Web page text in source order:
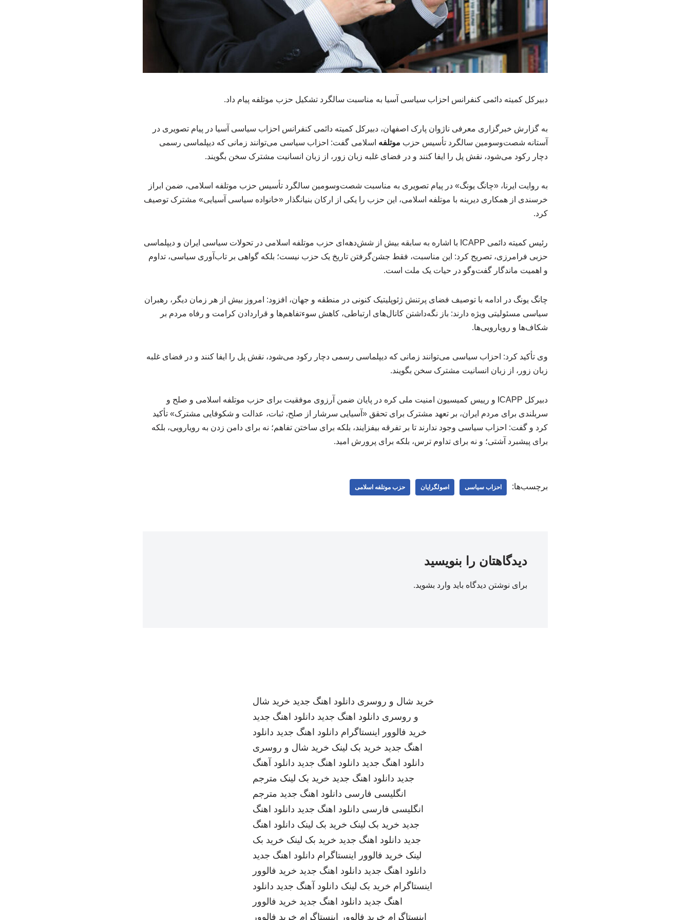
دبیرکل کمیته دائمی کنفرانس احزاب سیاسی آسیا به مناسبت سالگرد تشکیل حزب موتلفه پیام داد.
به گزارش خبرگزاری معرفی ناژوان پارک اصفهان، دبیرکل کمیته دائمی کنفرانس احزاب سیاسی آسیا در پیام تصویری در
آستانه شصت‌وسومین سالگرد تأسیس حزب موتلفه اسلامی گفت: احزاب سیاسی می‌توانند زمانی که دیپلماسی رسمی
دچار رکود می‌شود، نقش پل را ایفا کنند و در فضای غلبه زبان زور، از زبان انسانیت مشترک سخن بگویند.
به روایت ایرنا، «چانگ یونگ» در پیام تصویری به مناسبت شصت‌وسومین سالگرد تأسیس حزب موتلفه اسلامی، ضمن ابراز
خرسندی از همکاری دیرینه با موتلفه اسلامی، این حزب را یکی از ارکان بنیانگذار «خانواده سیاسی آسیایی» مشترک توصیف
کرد.
رئیس کمیته دائمی ICAPP با اشاره به سابقه بیش از شش‌دهه‌ای حزب موتلفه اسلامی در تحولات سیاسی ایران و دیپلماسی
حزبی فرامرزی، تصریح کرد: این مناسبت، فقط جشن‌گرفتن تاریخ یک حزب نیست؛ بلکه گواهی بر تاب‌آوری سیاسی، تداوم
و اهمیت ماندگار گفت‌وگو در حیات یک ملت است.
چانگ یونگ در ادامه با توصیف فضای پرتنش ژئوپلیتیک کنونی در منطقه و جهان، افزود: امروز بیش از هر زمان دیگر، رهبران
سیاسی مسئولیتی ویژه دارند: باز نگه‌داشتن کانال‌های ارتباطی، کاهش سوءتفاهم‌ها و قراردادن کرامت و رفاه مردم بر
شکاف‌ها و رویارویی‌ها.
وی تأکید کرد: احزاب سیاسی می‌توانند زمانی که دیپلماسی رسمی دچار رکود می‌شود، نقش پل را ایفا کنند و در فضای غلبه
زبان زور، از زبان انسانیت مشترک سخن بگویند.
دبیرکل ICAPP و رییس کمیسیون امنیت ملی کره در پایان ضمن آرزوی موفقیت برای حزب موتلفه اسلامی و صلح و
سربلندی برای مردم ایران، بر تعهد مشترک برای تحقق «آسیایی سرشار از صلح، ثبات، عدالت و شکوفایی مشترک» تأکید
کرد و گفت: احزاب سیاسی وجود ندارند تا بر تفرقه بیفزایند، بلکه برای ساختن تفاهم؛ نه برای دامن زدن به رویارویی، بلکه
برای پیشبرد آشتی؛ و نه برای تداوم ترس، بلکه برای پرورش امید.
برچسب‌ها: احزاب سیاسی اصولگرایان حزب موتلفه اسلامی
دیدگاهتان را بنویسید
برای نوشتن دیدگاه باید وارد بشوید.
خرید شال و روسری دانلود اهنگ جدید خرید شال
و روسری دانلود اهنگ جدید دانلود اهنگ جدید
خرید فالوور اینستاگرام دانلود اهنگ جدید دانلود
اهنگ جدید خرید بک لینک خرید شال و روسری
دانلود اهنگ جدید دانلود اهنگ جدید دانلود آهنگ
جدید دانلود اهنگ جدید خرید بک لینک مترجم
انگلیسی فارسی دانلود اهنگ جدید مترجم
انگلیسی فارسی دانلود اهنگ جدید دانلود اهنگ
جدید خرید بک لینک خرید بک لینک دانلود اهنگ
جدید دانلود اهنگ جدید خرید بک لینک خرید بک
لینک خرید فالوور اینستاگرام دانلود اهنگ جدید
دانلود اهنگ جدید دانلود اهنگ جدید خرید فالوور
اینستاگرام خرید بک لینک دانلود آهنگ جدید دانلود
اهنگ جدید دانلود اهنگ جدید خرید فالوور
اینستاگرام خرید فالوور اینستاگرام خرید فالوور